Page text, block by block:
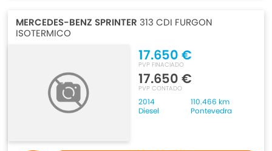
MERCEDES-BENZ SPRINTER 313 CDI FURGON
ISOTERMICO
17.650 €
PVP FINACIADO
17.650 €
PVP CONTADO
2014
110.466 km
Diesel
Pontevedra